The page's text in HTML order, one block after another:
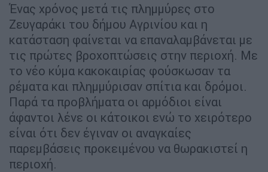
Ένας χρόνος μετά τις πλημμύρες στο
Ζευγαράκι του δήμου Αγρινίου και η
κατάσταση φαίνεται να επαναλαμβάνεται με
τις πρώτες βροχοπτώσεις στην περιοχή. Με
το νέο κύμα κακοκαιρίας φούσκωσαν τα
ρέματα και πλημμύρισαν σπίτια και δρόμοι.
Παρά τα προβλήματα οι αρμόδιοι είναι
άφαντοι λένε οι κάτοικοι ενώ το χειρότερο
είναι ότι δεν έγιναν οι αναγκαίες
παρεμβάσεις προκειμένου να θωρακιστεί η
περιοχή.